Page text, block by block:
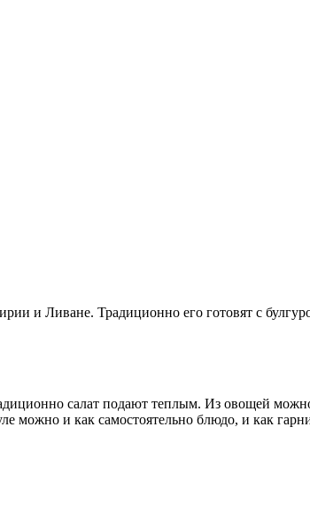
и Ливане. Традиционно его готовят с
салат подают теплым. Из овощей
можно и как самостоятельно блюдо, и как